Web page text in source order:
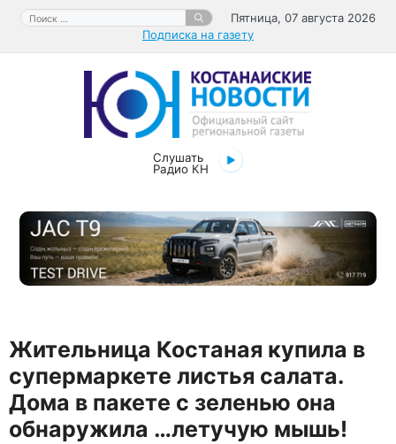
Перейти
содержимому
Поиск:
Пятница, 07 августа 2026
Подписка на газету
Слушать
Радио КН
Жительница Костаная купила в
супермаркете листья салата.
Дома в пакете с зеленью она
обнаружила …летучую мышь!